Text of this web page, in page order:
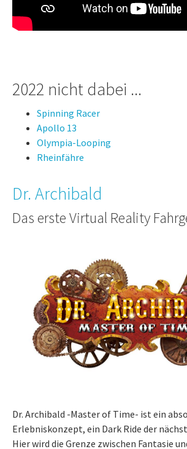
2022 nicht dabei ...
Spinning Racer
Apollo 13
Olympia-Looping
Rheinfähre
Dr. Archibald
Das erste Virtual Reality
Dr. Archibald -Master of Time- ist ein
Erlebniskonzept, ein Dark Ride der
Hier wird die Grenze zwischen Fantasie